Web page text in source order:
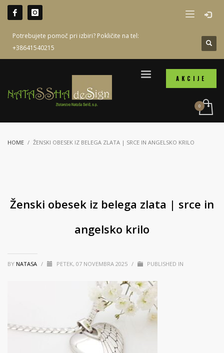
Potrebujete pomoč pri izbiri? Pokličite na tel:
+38641540215
AKCIJE
HOME ŽENSKI OBESEK IZ BELEGA ZLATA | SRCE IN ANGELSKO KRILO
Ženski obesek iz belega zlata | srce in
angelsko krilo
BY NATASA / PETEK, 07 NOVEMBRA 2025 / PUBLISHED IN